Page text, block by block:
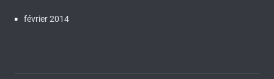
février 2014